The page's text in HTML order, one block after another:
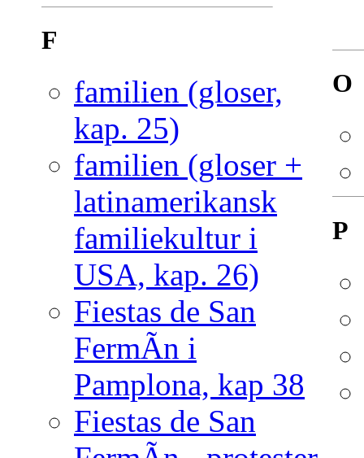
F
familien (gloser,
kap. 25)
familien (gloser +
latinamerikansk
familiekultur i
USA, kap. 26)
Fiestas de San
FermÃ­n i
Pamplona, kap 38
Fiestas de San
O
P